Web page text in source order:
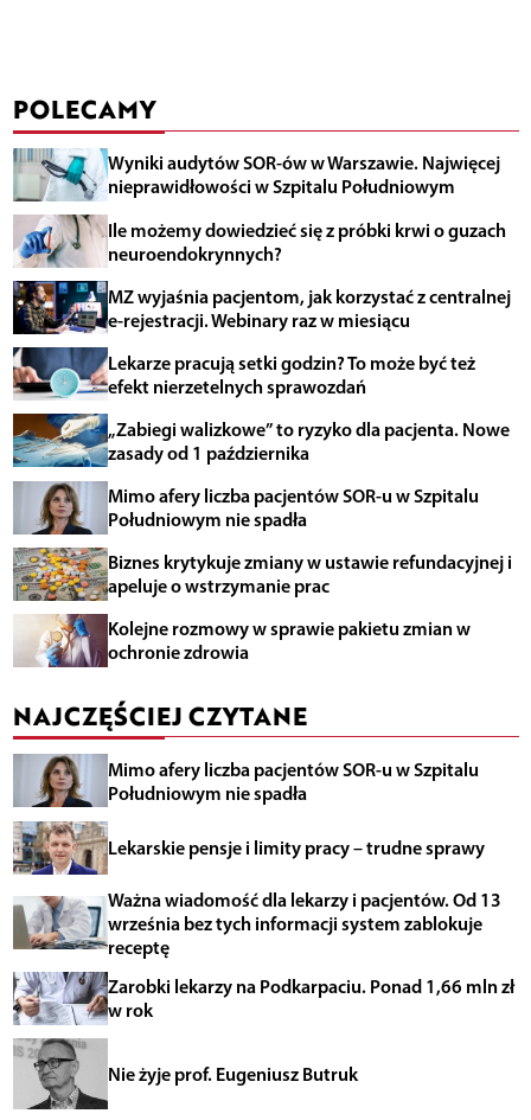
POLECAMY
Wyniki audytów SOR-ów w Warszawie. Najwięcej
nieprawidłowości w Szpitalu Południowym
Ile możemy dowiedzieć się z próbki krwi o guzach
neuroendokrynnych?
MZ wyjaśnia pacjentom, jak korzystać z centralnej
e-rejestracji. Webinary raz w miesiącu
Lekarze pracują setki godzin? To może być też
efekt nierzetelnych sprawozdań
„Zabiegi walizkowe” to ryzyko dla pacjenta. Nowe
zasady od 1 października
Mimo afery liczba pacjentów SOR-u w Szpitalu
Południowym nie spadła
Biznes krytykuje zmiany w ustawie refundacyjnej i
apeluje o wstrzymanie prac
Kolejne rozmowy w sprawie pakietu zmian w
ochronie zdrowia
NAJCZĘŚCIEJ CZYTANE
Mimo afery liczba pacjentów SOR-u w Szpitalu
Południowym nie spadła
Lekarskie pensje i limity pracy – trudne sprawy
Ważna wiadomość dla lekarzy i pacjentów. Od 13
września bez tych informacji system zablokuje
receptę
Zarobki lekarzy na Podkarpaciu. Ponad 1,66 mln zł
w rok
Nie żyje prof. Eugeniusz Butruk